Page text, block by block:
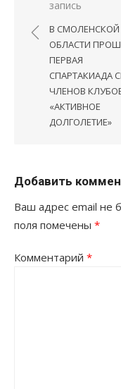
записям
запись
В СМОЛЕНСКОЙ
ОБЛАСТИ
ПЕРВАЯ
СПАРТАКИАДА
ЧЛЕНОВ
«АКТИВНОЕ
ДОЛГОЛЕТИЕ»
Добавить
Ваш адрес email не
поля помечены *
Комментарий *